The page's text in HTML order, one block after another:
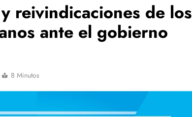
reivindicaciones de los
ante el gobierno
8 Minutos